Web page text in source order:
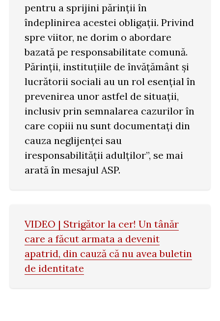
pentru a sprijini părinții în
îndeplinirea acestei obligații. Privind
spre viitor, ne dorim o abordare
bazată pe responsabilitate comună.
Părinții, instituțiile de învățământ și
lucrătorii sociali au un rol esențial în
prevenirea unor astfel de situații,
inclusiv prin semnalarea cazurilor în
care copiii nu sunt documentați din
cauza neglijenței sau
iresponsabilității adulților”, se mai
arată în mesajul ASP.
VIDEO | Strigător la cer! Un tânăr
care a făcut armata a devenit
apatrid, din cauză că nu avea buletin
de identitate